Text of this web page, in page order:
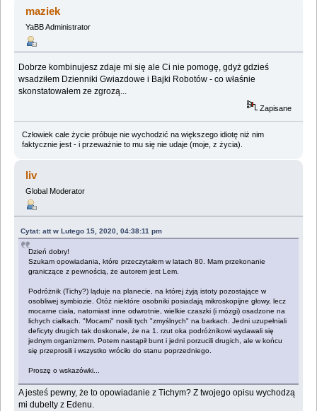
maziek
YaBB Administrator
Dobrze kombinujesz zdaje mi się ale Ci nie pomogę, gdyż gdzieś
wsadziłem Dzienniki Gwiazdowe i Bajki Robotów - co właśnie
skonstatowałem ze zgrozą...
Zapisane
Człowiek całe życie próbuje nie wychodzić na większego idiotę niż nim
faktycznie jest - i przeważnie to mu się nie udaje (moje, z życia).
liv
Global Moderator
Cytat: att w Lutego 15, 2020, 04:38:11 pm
Dzień dobry!
Szukam opowiadania, które przeczytałem w latach 80. Mam przekonanie
graniczące z pewnością, że autorem jest Lem.
Podróżnik (Tichy?) ląduje na planecie, na której żyją istoty pozostające w
osobliwej symbiozie. Otóż niektóre osobniki posiadają mikroskopijne głowy, lecz
mocarne ciała, natomiast inne odwrotnie, wielkie czaszki (i mózgi) osadzone na
lichych ciałkach. "Mocarni" nosili tych "zmyślnych" na barkach. Jedni uzupełniali
deficyty drugich tak doskonale, że na 1. rzut oka podróżnikowi wydawali się
jednym organizmem. Potem nastąpił bunt i jedni porzucili drugich, ale w końcu
się przeprosili i wszystko wróciło do stanu poprzedniego.
Proszę o wskazówki...
A jesteś pewny, że to opowiadanie z Tichym? Z twojego opisu wychodzą
mi dubelty z Edenu.